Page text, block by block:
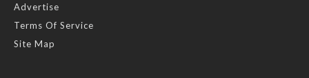
Advertise
Terms Of Service
Site Map